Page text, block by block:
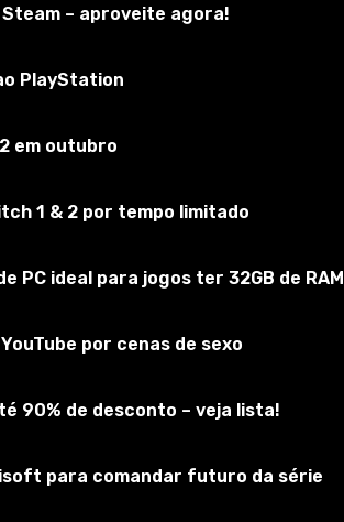
material
Inscreva-se no jogo
– aproveite agora!
PlayStation
em outubro
1 & 2 por tempo limitado
ideal para jogos ter 32GB de RAM
por cenas de sexo
90% de desconto – veja lista!
para comandar futuro da série